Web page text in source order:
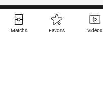
Matchs Favoris Vidéos